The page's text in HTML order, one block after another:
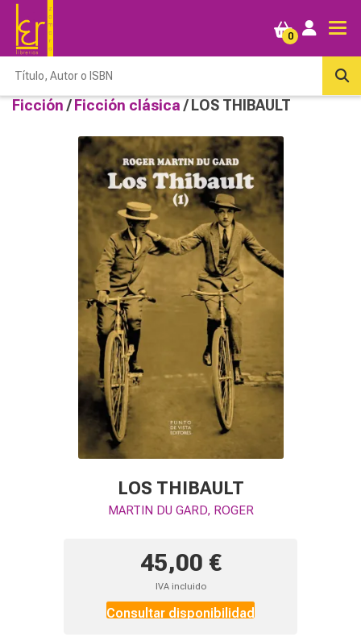
0
Ficción / Ficción clásica / LOS THIBAULT
LOS THIBAULT
MARTIN DU GARD, ROGER
45,00 €
IVA incluido
Consultar disponibilidad